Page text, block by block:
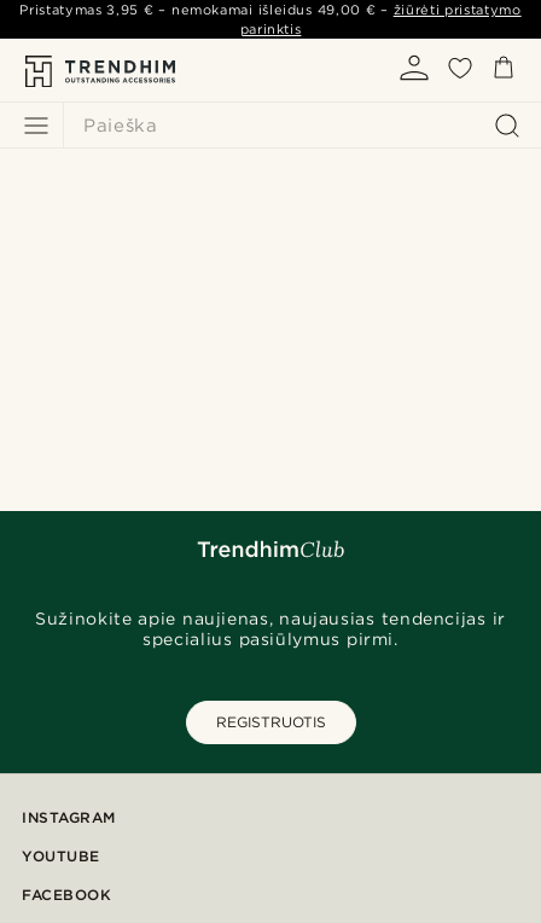
Paieška
Pristatymas3,95 € – nemokamai išleidus 49,00 € – žiūrėti pristatymo
parinktis
Sužinokite apie naujienas, naujausias tendencijas ir
specialius pasiūlymus pirmi.
REGISTRUOTIS
INSTAGRAM
YOUTUBE
FACEBOOK